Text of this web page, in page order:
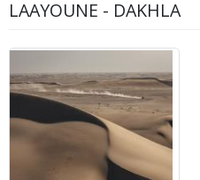
LAAYOUNE - DAKHLA